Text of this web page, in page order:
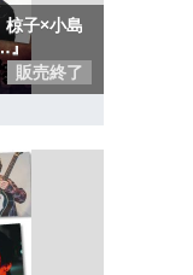
子×小島
』
販売終了